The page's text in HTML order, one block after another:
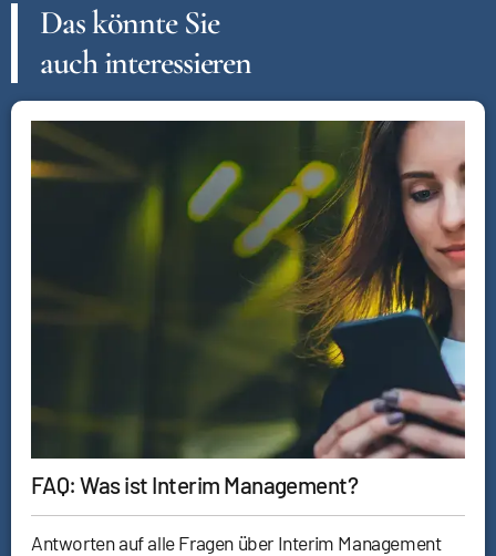
Das könnte Sie
auch interessieren
FAQ: Was ist Interim Management?
Antworten auf alle Fragen über Interim Management